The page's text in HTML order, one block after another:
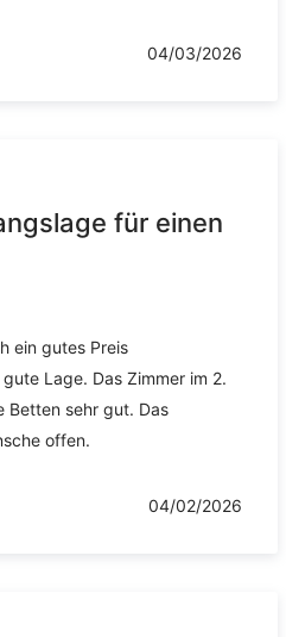
04/03/2026
für einen
ein gutes Preis
Lage. Das Zimmer im 2.
Betten sehr gut. Das
offen.
04/02/2026